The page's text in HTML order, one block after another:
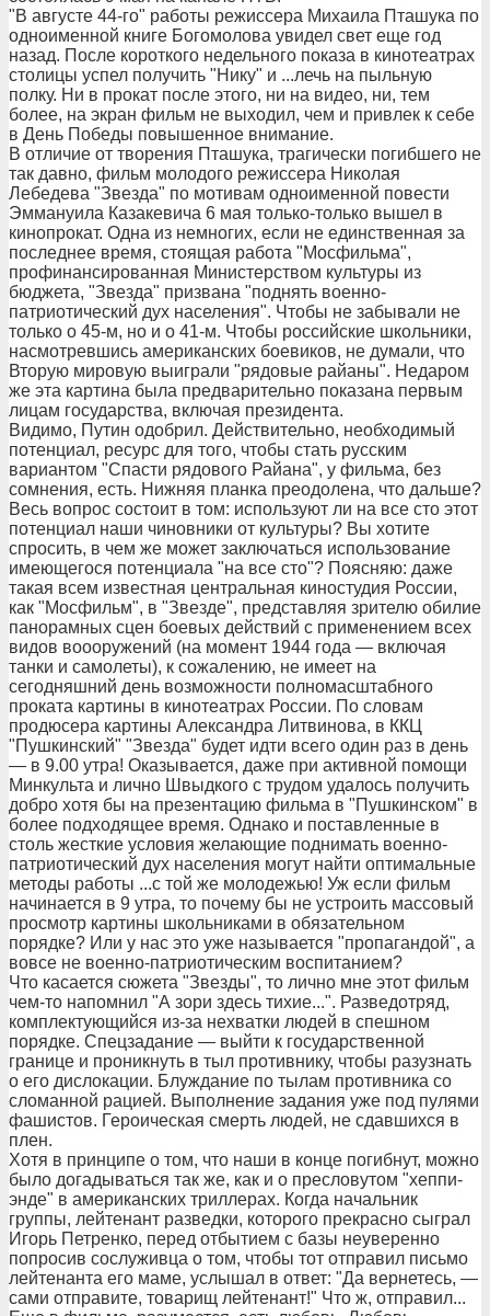
"В августе 44-го" работы режиссера Михаила Пташука по
одноименной книге Богомолова увидел свет еще год
назад. После короткого недельного показа в кинотеатрах
столицы успел получить "Нику" и ...лечь на пыльную
полку. Ни в прокат после этого, ни на видео, ни, тем
более, на экран фильм не выходил, чем и привлек к себе
в День Победы повышенное внимание.
В отличие от творения Пташука, трагически погибшего не
так давно, фильм молодого режиссера Николая
Лебедева "Звезда" по мотивам одноименной повести
Эммануила Казакевича 6 мая только-только вышел в
кинопрокат. Одна из немногих, если не единственная за
последнее время, стоящая работа "Мосфильма",
профинансированная Министерством культуры из
бюджета, "Звезда" призвана "поднять военно-
патриотический дух населения". Чтобы не забывали не
только о 45-м, но и о 41-м. Чтобы российские школьники,
насмотревшись американских боевиков, не думали, что
Вторую мировую выиграли "рядовые райаны". Недаром
же эта картина была предварительно показана первым
лицам государства, включая президента.
Видимо, Путин одобрил. Действительно, необходимый
потенциал, ресурс для того, чтобы стать русским
вариантом "Спасти рядового Райана", у фильма, без
сомнения, есть. Нижняя планка преодолена, что дальше?
Весь вопрос состоит в том: используют ли на все сто этот
потенциал наши чиновники от культуры? Вы хотите
спросить, в чем же может заключаться использование
имеющегося потенциала "на все сто"? Поясняю: даже
такая всем известная центральная киностудия России,
как "Мосфильм", в "Звезде", представляя зрителю обилие
панорамных сцен боевых действий с применением всех
видов воооружений (на момент 1944 года — включая
танки и самолеты), к сожалению, не имеет на
сегодняшний день возможности полномасштабного
проката картины в кинотеатрах России. По словам
продюсера картины Александра Литвинова, в ККЦ
"Пушкинский" "Звезда" будет идти всего один раз в день
— в 9.00 утра! Оказывается, даже при активной помощи
Минкульта и лично Швыдкого с трудом удалось получить
добро хотя бы на презентацию фильма в "Пушкинском" в
более подходящее время. Однако и поставленные в
столь жесткие условия желающие поднимать военно-
патриотический дух населения могут найти оптимальные
методы работы ...с той же молодежью! Уж если фильм
начинается в 9 утра, то почему бы не устроить массовый
просмотр картины школьниками в обязательном
порядке? Или у нас это уже называется "пропагандой", а
вовсе не военно-патриотическим воспитанием?
Что касается сюжета "Звезды", то лично мне этот фильм
чем-то напомнил "А зори здесь тихие...". Разведотряд,
комплектующийся из-за нехватки людей в спешном
порядке. Спецзадание — выйти к государственной
границе и проникнуть в тыл противнику, чтобы разузнать
о его дислокации. Блуждание по тылам противника со
сломанной рацией. Выполнение задания уже под пулями
фашистов. Героическая смерть людей, не сдавшихся в
плен.
Хотя в принципе о том, что наши в конце погибнут, можно
было догадываться так же, как и о пресловутом "хеппи-
энде" в американских триллерах. Когда начальник
группы, лейтенант разведки, которого прекрасно сыграл
Игорь Петренко, перед отбытием с базы неуверенно
попросив сослуживца о том, чтобы тот отправил письмо
лейтенанта его маме, услышал в ответ: "Да вернетесь, —
сами отправите, товарищ лейтенант!" Что ж, отправил...